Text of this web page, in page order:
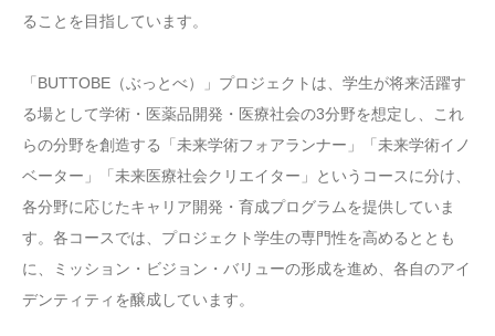
ることを目指しています。
「BUTTOBE（ぶっとべ）」プロジェクトは、学生が将来活躍す
る場として学術・医薬品開発・医療社会の3分野を想定し、これ
らの分野を創造する「未来学術フォアランナー」「未来学術イノ
ベーター」「未来医療社会クリエイター」というコースに分け、
各分野に応じたキャリア開発・育成プログラムを提供していま
す。各コースでは、プロジェクト学生の専門性を高めるととも
に、ミッション・ビジョン・バリューの形成を進め、各自のアイ
デンティティを醸成しています。